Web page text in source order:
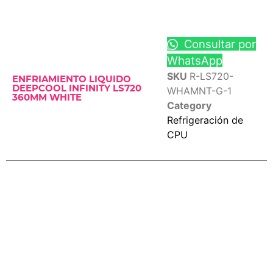
ENFRIAMIENTO LIQUIDO
DEEPCOOL INFINITY LS720
360MM WHITE
Consultar por
WhatsApp
SKU R-LS720-
WHAMNT-G-1
Category
Refrigeración de
CPU